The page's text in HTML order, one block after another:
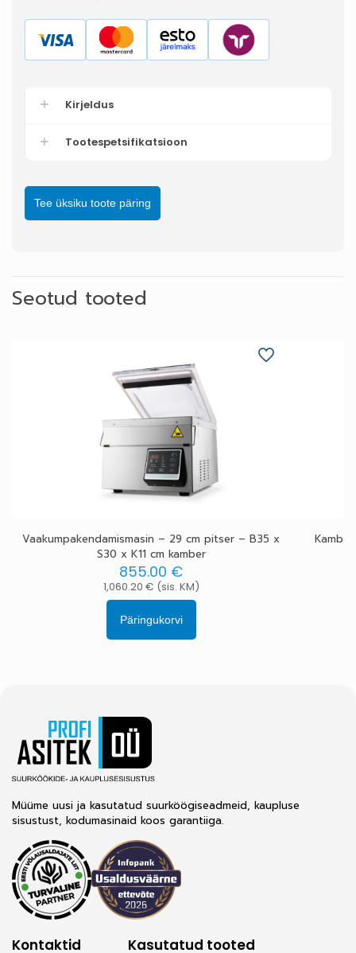
Kirjeldus
Tootespetsifikatsioon
Tee üksiku toote päring
Seotud tooted
Vaakumpakendamismasin – 29 cm pitser – B35 x
S30 x K11 cm kamber
855.00 €
1,060.20 € (sis. KM)
Päringukorvi
Müüme uusi ja kasutatud suurköögiseadmeid, kaupluse
sisustust, kodumasinaid koos garantiiga.
®
Kontaktid Kasutatud tooted